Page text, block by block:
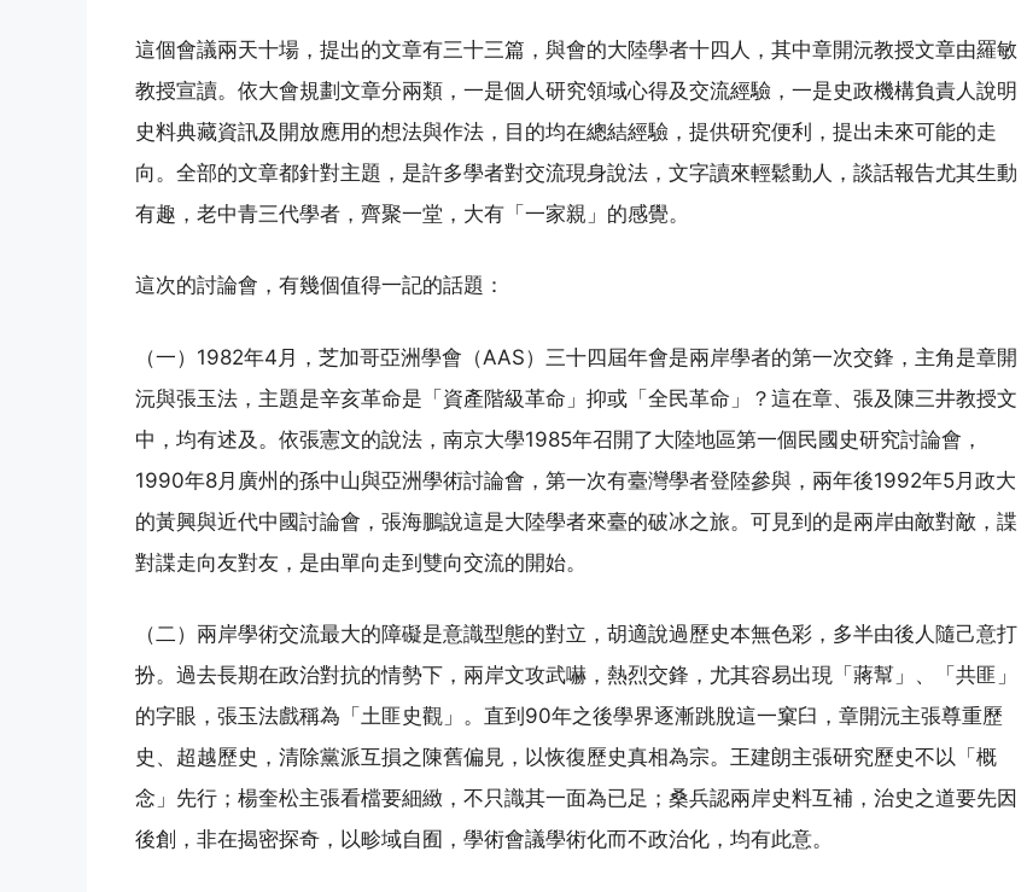
這個會議兩天十場，提出的文章有三十三篇，與會的大陸學者十四人，其中章開沅教授文章由羅敏
教授宣讀。依大會規劃文章分兩類，一是個人研究領域心得及交流經驗，一是史政機構負責人說明
史料典藏資訊及開放應用的想法與作法，目的均在總結經驗，提供研究便利，提出未來可能的走
向。全部的文章都針對主題，是許多學者對交流現身說法，文字讀來輕鬆動人，談話報告尤其生動
有趣，老中青三代學者，齊聚一堂，大有「一家親」的感覺。
這次的討論會，有幾個值得一記的話題：
（一）1982年4月，芝加哥亞洲學會（AAS）三十四屆年會是兩岸學者的第一次交鋒，主角是章開
沅與張玉法，主題是辛亥革命是「資產階級革命」抑或「全民革命」？這在章、張及陳三井教授文
中，均有述及。依張憲文的說法，南京大學1985年召開了大陸地區第一個民國史研究討論會，
1990年8月廣州的孫中山與亞洲學術討論會，第一次有臺灣學者登陸參與，兩年後1992年5月政大
的黃興與近代中國討論會，張海鵬說這是大陸學者來臺的破冰之旅。可見到的是兩岸由敵對敵，諜
對諜走向友對友，是由單向走到雙向交流的開始。
（二）兩岸學術交流最大的障礙是意識型態的對立，胡適說過歷史本無色彩，多半由後人隨己意打
扮。過去長期在政治對抗的情勢下，兩岸文攻武嚇，熱烈交鋒，尤其容易出現「蔣幫」、「共匪」
的字眼，張玉法戲稱為「土匪史觀」。直到90年之後學界逐漸跳脫這一窠臼，章開沅主張尊重歷
史、超越歷史，清除黨派互損之陳舊偏見，以恢復歷史真相為宗。王建朗主張研究歷史不以「概
念」先行；楊奎松主張看檔要細緻，不只識其一面為已足；桑兵認兩岸史料互補，治史之道要先因
後創，非在揭密探奇，以畛域自囿，學術會議學術化而不政治化，均有此意。